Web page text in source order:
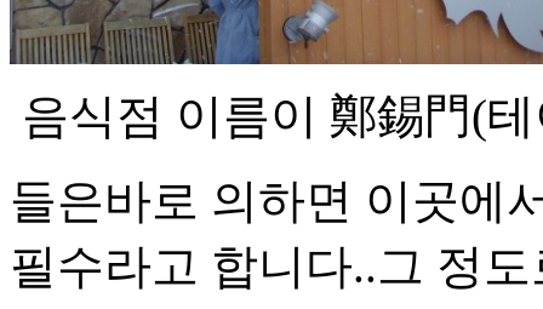
음식점 이름이 鄭錫門(
들은바로 의하면 이곳에
필수라고 합니다..그 정